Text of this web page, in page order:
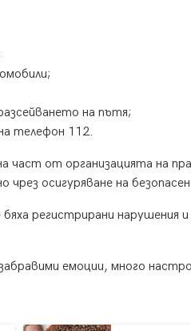
на пътя;
телефон 112.
от организацията на
осигуряване на
регистрирани нарушения
емоции, много